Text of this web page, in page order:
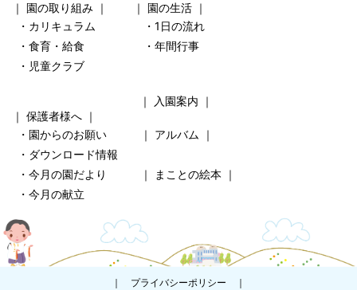
｜ 園の取り組み ｜ ｜ 園の生活 ｜
・カリキュラム
・1日の流れ
・食育・給食
・年間行事
・児童クラブ
｜ 入園案内 ｜
｜ 保護者様へ ｜
・園からのお願い ｜ アルバム ｜
・ダウンロード情報
・今月の園だより
｜ まことの絵本 ｜
・今月の献立
｜ プライバシーポリシー ｜